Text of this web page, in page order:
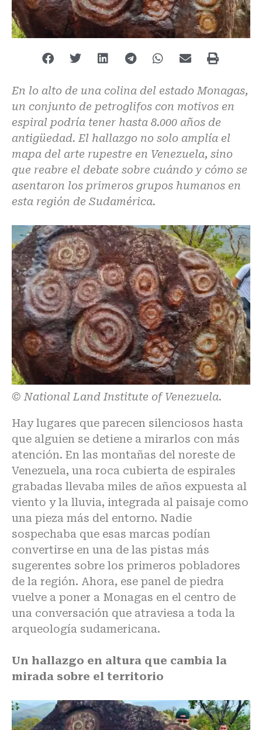
En lo alto de una colina del estado Monagas,
un conjunto de petroglifos con motivos en
espiral podría tener hasta 8.000 años de
antigüedad. El hallazgo no solo amplía el
mapa del arte rupestre en Venezuela, sino
que reabre el debate sobre cuándo y cómo se
asentaron los primeros grupos humanos en
esta región de Sudamérica.
© National Land Institute of Venezuela.
Hay lugares que parecen silenciosos hasta
que alguien se detiene a mirarlos con más
atención. En las montañas del noreste de
Venezuela, una roca cubierta de espirales
grabadas llevaba miles de años expuesta al
viento y la lluvia, integrada al paisaje como
una pieza más del entorno. Nadie
sospechaba que esas marcas podían
convertirse en una de las pistas más
sugerentes sobre los primeros pobladores
de la región. Ahora, ese panel de piedra
vuelve a poner a Monagas en el centro de
una conversación que atraviesa a toda la
arqueología sudamericana.
Un hallazgo en altura que cambia la
mirada sobre el territorio